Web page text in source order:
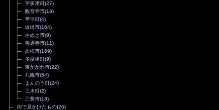
宇多津町(27)
観音寺市(18)
琴平町(4)
坂出市(164)
さぬき市(9)
善通寺市(11)
高松市(169)
多度津町(9)
東かがわ市(22)
丸亀市(54)
まんのう町(24)
三木町(2)
三豊市(18)
街で見かけたもの(26)